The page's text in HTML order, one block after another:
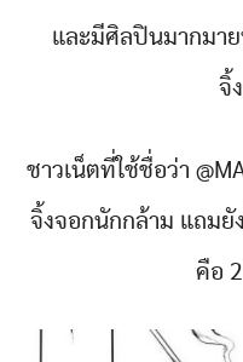
และมีศิลปินมากมา
จิ้
ชาวเน็ตที่ใช้ชื่อว่า
จิ้งจอกนักกล้าม แถมยั
คือ